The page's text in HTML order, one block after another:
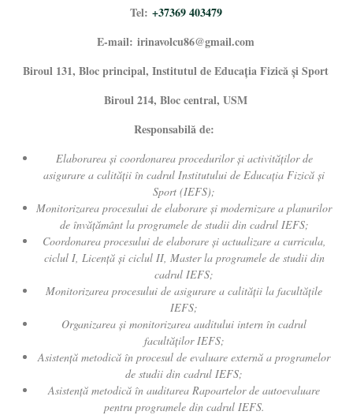
Tel: +37369 403479
E-mail: irinavolcu86@gmail.com
Biroul 131, Bloc principal, Institutul de Educația Fizică și Sport
Biroul 214, Bloc central, USM
Responsabilă de:
Elaborarea și coordonarea procedurilor și activităţilor de
asigurare a calităţii în cadrul Institutului de Educația Fizică și
Sport (IEFS);
Monitorizarea procesului de elaborare și modernizare a planurilor
de învățământ la programele de studii din cadrul IEFS;
Coordonarea procesului de elaborare și actualizare a curricula,
ciclul I, Licenţă şi ciclul II, Master la programele de studii din
cadrul IEFS;
Monitorizarea procesului de asigurare a calităţii la facultăţile
IEFS;
Organizarea și monitorizarea auditului intern în cadrul
facultăților IEFS;
Asistenţă metodică în procesul de evaluare externă a programelor
de studii din cadrul IEFS;
Asistenţă metodică în auditarea Rapoartelor de autoevaluare
pentru programele din cadrul IEFS.